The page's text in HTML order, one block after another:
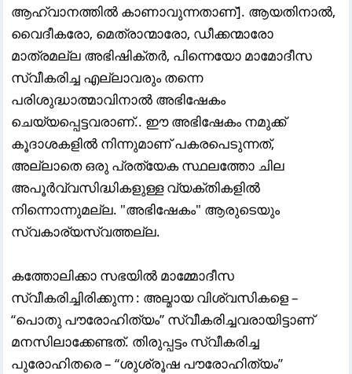
ആഹ്വാനത്തിൽ കാണാവുന്നതാണ്]. ആയതിനാൽ,
വൈദീകരോ, മെത്രാന്മാരോ, ഡീക്കന്മാരോ
മാത്രമല്ല അഭിഷിക്തർ, പിന്നെയോ മാമോദീസ
സ്വീകരിച്ച എല്ലാവരും തന്നെ
പരിശുദ്ധാത്മാവിനാൽ അഭിഷേകം
ചെയ്യപ്പെട്ടവരാണ്.. ഈ അഭിഷേകം നമുക്ക്
കൂദാശകളിൽ നിന്നുമാണ് പകരപെടുന്നത്,
അല്ലാതെ ഒരു പ്രത്യേക സ്ഥലത്തോ ചില
അപൂർവ്വസിദ്ധികളുള്ള വ്യക്തികളിൽ
നിന്നൊന്നുമല്ല. "അഭിഷേകം" ആരുടെയും
സ്വകാര്യസ്വത്തല്ല.
കത്തോലിക്കാ സഭയിൽ മാമ്മോദീസ
സ്വീകരിച്ചിരിക്കുന്ന : അല്മായ വിശ്വസികളെ –
“പൊതു പൗരോഹിത്യം” സ്വീകരിച്ചവരായിട്ടാണ്
മനസിലാക്കേണ്ടത്. തിരുപ്പട്ടം സ്വീകരിച്ച
പുരോഹിതരെ – “ശുശ്രൂഷ പൗരോഹിത്യം”